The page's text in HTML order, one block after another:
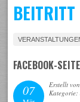
BEITRITT
FACEBOOK-SEITE
07
Erstellt
Kategorie: